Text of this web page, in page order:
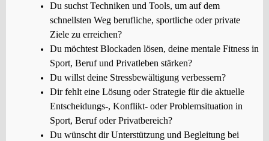
Du suchst Techniken und Tools, um auf dem
schnellsten Weg berufliche, sportliche oder private
Ziele zu erreichen?
Du möchtest Blockaden lösen, deine mentale Fitness in
Sport, Beruf und Privatleben stärken?
Du willst deine Stressbewältigung verbessern?
Dir fehlt eine Lösung oder Strategie für die aktuelle
Entscheidungs-, Konflikt- oder Problemsituation in
Sport, Beruf oder Privatbereich?
Du wünscht dir Unterstützung und Begleitung bei